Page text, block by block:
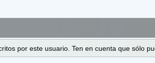
por este usuario. Ten en cuenta que sólo